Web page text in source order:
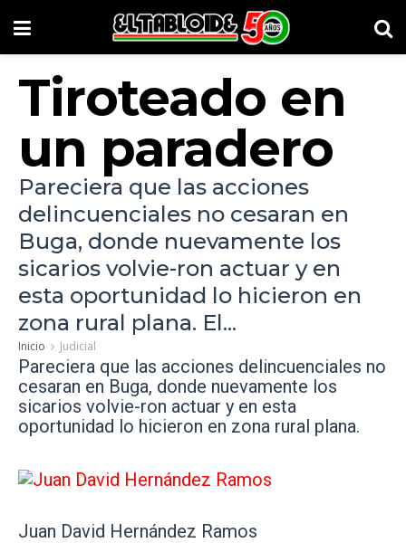
Tiroteado en
un paradero
Pareciera que las acciones
delincuenciales no cesaran en
Buga, donde nuevamente los
sicarios volvie-ron actuar y en
esta oportunidad lo hicieron en
zona rural plana. El...
Inicio Judicial
Pareciera que las acciones delincuenciales no
cesaran en Buga, donde nuevamente los
sicarios volvie-ron actuar y en esta
oportunidad lo hicieron en zona rural plana.
Juan David Hernández Ramos